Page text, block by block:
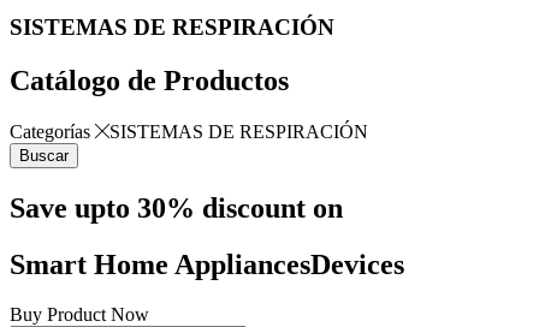
SISTEMAS DE RESPIRACIÓN
Catálogo de Productos
Categorías SISTEMAS DE RESPIRACIÓN
Buscar
Save upto 30% discount on
Smart Home AppliancesDevices
Buy Product Now